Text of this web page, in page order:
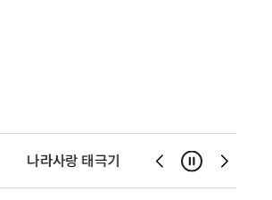
나라사랑 태극기 달기 운동 천사운동
슬
라
슬
라
일시정지